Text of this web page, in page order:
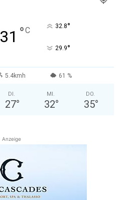
31 °C 32.8°
29.9°
5.4kmh 61 %
DI.
27°
MI.
32°
DO.
35°
Anzeige